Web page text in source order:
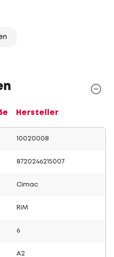
Hersteller
10020008
8720246215007
Cimac
RIM
6
A2